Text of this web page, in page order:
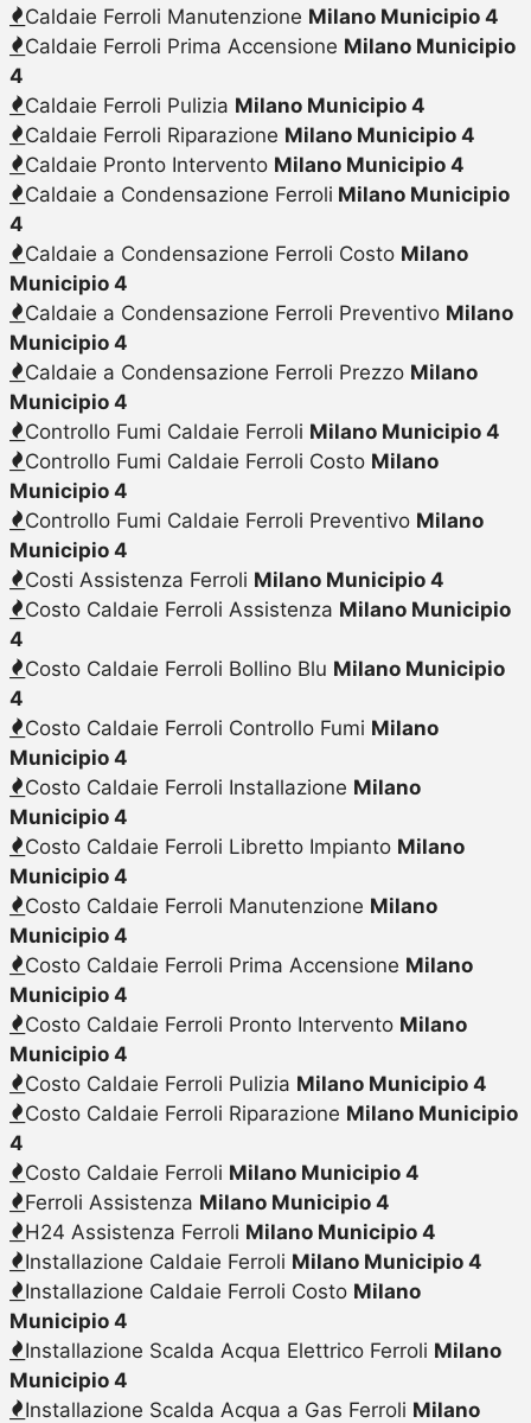
Caldaie Ferroli Manutenzione Milano Municipio 4
Caldaie Ferroli Prima Accensione Milano Municipio
4
Caldaie Ferroli Pulizia Milano Municipio 4
Caldaie Ferroli Riparazione Milano Municipio 4
Caldaie Pronto Intervento Milano Municipio 4
Caldaie a Condensazione Ferroli Milano Municipio
4
Caldaie a Condensazione Ferroli Costo Milano
Municipio 4
Caldaie a Condensazione Ferroli Preventivo Milano
Municipio 4
Caldaie a Condensazione Ferroli Prezzo Milano
Municipio 4
Controllo Fumi Caldaie Ferroli Milano Municipio 4
Controllo Fumi Caldaie Ferroli Costo Milano
Municipio 4
Controllo Fumi Caldaie Ferroli Preventivo Milano
Municipio 4
Costi Assistenza Ferroli Milano Municipio 4
Costo Caldaie Ferroli Assistenza Milano Municipio
4
Costo Caldaie Ferroli Bollino Blu Milano Municipio
4
Costo Caldaie Ferroli Controllo Fumi Milano
Municipio 4
Costo Caldaie Ferroli Installazione Milano
Municipio 4
Costo Caldaie Ferroli Libretto Impianto Milano
Municipio 4
Costo Caldaie Ferroli Manutenzione Milano
Municipio 4
Costo Caldaie Ferroli Prima Accensione Milano
Municipio 4
Costo Caldaie Ferroli Pronto Intervento Milano
Municipio 4
Costo Caldaie Ferroli Pulizia Milano Municipio 4
Costo Caldaie Ferroli Riparazione Milano Municipio
4
Costo Caldaie Ferroli Milano Municipio 4
Ferroli Assistenza Milano Municipio 4
H24 Assistenza Ferroli Milano Municipio 4
Installazione Caldaie Ferroli Milano Municipio 4
Installazione Caldaie Ferroli Costo Milano
Municipio 4
Installazione Scalda Acqua Elettrico Ferroli Milano
Municipio 4
Installazione Scalda Acqua a Gas Ferroli Milano